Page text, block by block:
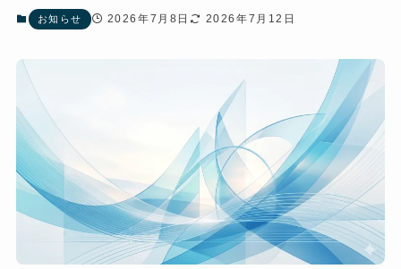
お知らせ 2026年7月8日 2026年7月12日